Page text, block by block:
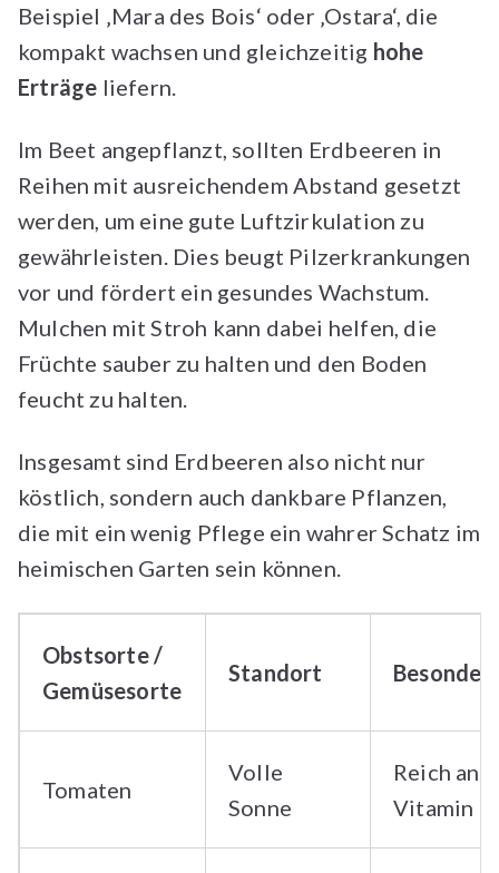
Beispiel ‚Mara des Bois‘ oder ‚Ostara‘, die
kompakt wachsen und gleichzeitig hohe
Erträge liefern.
Im Beet angepflanzt, sollten Erdbeeren in
Reihen mit ausreichendem Abstand gesetzt
werden, um eine gute Luftzirkulation zu
gewährleisten. Dies beugt Pilzerkrankungen
vor und fördert ein gesundes Wachstum.
Mulchen mit Stroh kann dabei helfen, die
Früchte sauber zu halten und den Boden
feucht zu halten.
Insgesamt sind Erdbeeren also nicht nur
köstlich, sondern auch dankbare Pflanzen,
die mit ein wenig Pflege ein wahrer Schatz im
heimischen Garten sein können.
Obstsorte /
Gemüsesorte
Standort
Tomaten
Volle
Sonne
Reich an
Vitamin C